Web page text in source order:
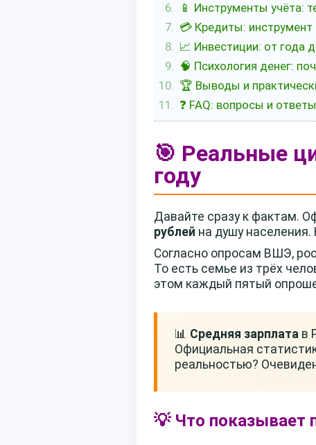
📱 Инструменты учёта:
💳 Кредиты: инструмент
📈 Инвестиции: от года
🧠 Психология денег:
🏆 Выводы и
❓ FAQ: вопросы и ответы
🎯 Реальные
году
Давайте сразу к фактам.
рублей на душу
Согласно опросам ВШЭ,
То есть семье из трёх
этом каждый пятый
📊 Средняя зарплата в
Официальная
реальностью?
💡 Что показывает